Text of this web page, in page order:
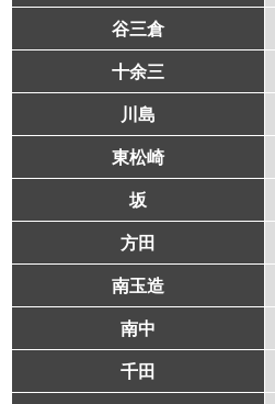
谷三倉
十余三
川島
東松崎
坂
方田
南玉造
南中
千田